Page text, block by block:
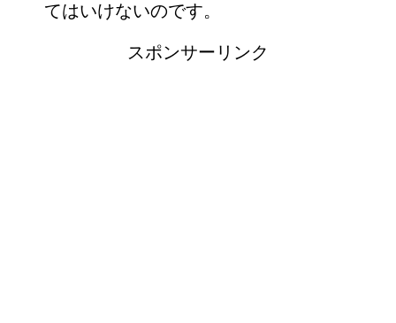
てはいけないのです。
スポンサーリンク